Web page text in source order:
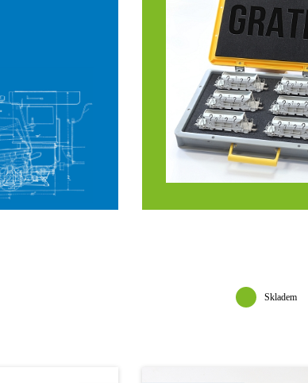
Skladem